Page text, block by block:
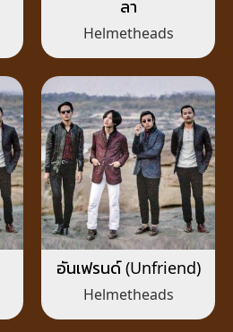
ลา
Helmetheads
อันเฟรนด์ (Unfriend)
Helmetheads